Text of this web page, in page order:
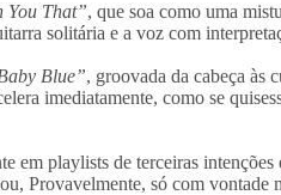
You That”, que soa como uma
solitária e a voz com
Blue”, groovada da cabeça às
imediatamente, como se
em playlists de terceiras intenções
Provavelmente, só com vontade